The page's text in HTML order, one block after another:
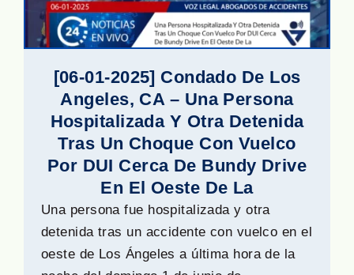
[06-01-2025] Condado De Los
Angeles, CA – Una Persona
Hospitalizada Y Otra Detenida
Tras Un Choque Con Vuelco
Por DUI Cerca De Bundy Drive
En El Oeste De La
Una persona fue hospitalizada y otra
detenida tras un accidente con vuelco en el
oeste de Los Ángeles a última hora de la